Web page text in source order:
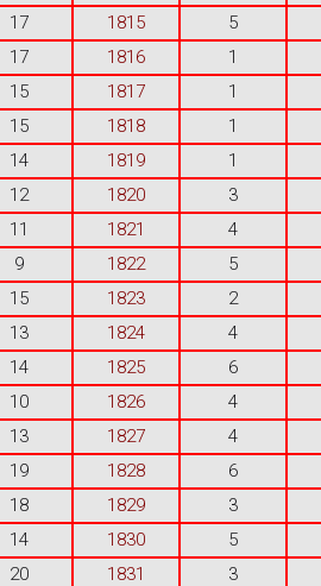
17 1815
5
17 1816
1
15 1817
1
15 1818
1
14 1819
1
12 1820
3
11 1821
4
9 1822
5
15 1823
2
13 1824
4
14 1825
6
10 1826
4
13 1827
4
19 1828
6
18 1829
3
14 1830
5
20 1831
3